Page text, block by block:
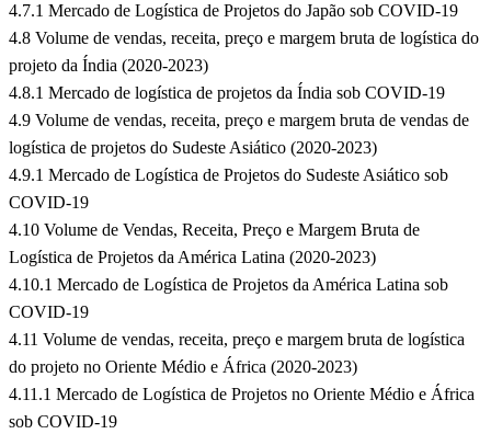
4.7.1 Mercado de Logística de Projetos do Japão sob COVID-19
4.8 Volume de vendas, receita, preço e margem bruta de logística do
projeto da Índia (2020-2023)
4.8.1 Mercado de logística de projetos da Índia sob COVID-19
4.9 Volume de vendas, receita, preço e margem bruta de vendas de
logística de projetos do Sudeste Asiático (2020-2023)
4.9.1 Mercado de Logística de Projetos do Sudeste Asiático sob
COVID-19
4.10 Volume de Vendas, Receita, Preço e Margem Bruta de
Logística de Projetos da América Latina (2020-2023)
4.10.1 Mercado de Logística de Projetos da América Latina sob
COVID-19
4.11 Volume de vendas, receita, preço e margem bruta de logística
do projeto no Oriente Médio e África (2020-2023)
4.11.1 Mercado de Logística de Projetos no Oriente Médio e África
sob COVID-19